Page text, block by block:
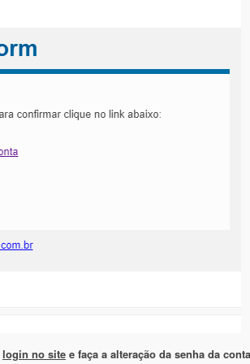
login no site e faça a alteração da senha da